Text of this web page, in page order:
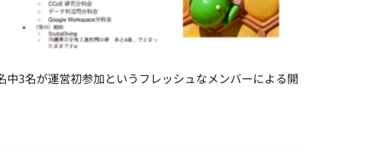
3名が運営初参加というフレッシュなメンバーによる開